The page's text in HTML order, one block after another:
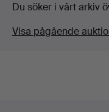
Du söker i vårt arkiv
Visa pågående